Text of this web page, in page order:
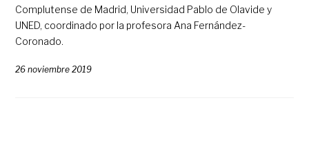
Complutense de Madrid, Universidad Pablo de Olavide y
UNED, coordinado por la profesora Ana Fernández-
Coronado.
26 noviembre 2019